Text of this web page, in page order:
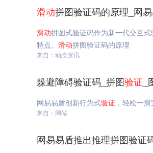
滑动拼图验证码的原理_网
滑动拼图式验证码作为新一代交互
特点。 滑动拼图验证码的原理
来自：动态资讯
躲避障碍验证码_拼图验证
网易易盾创新行为式验证 ，轻松一
来自：网站
网易易盾推出推理拼图验证